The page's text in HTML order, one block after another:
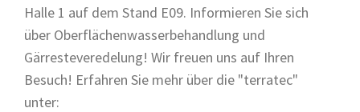
Halle 1 auf dem Stand E09. Informieren Sie sich
über Oberflächenwasserbehandlung und
Gärresteveredelung! Wir freuen uns auf Ihren
Besuch! Erfahren Sie mehr über die "terratec"
unter: